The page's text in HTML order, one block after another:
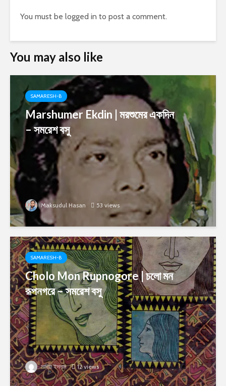
You must be logged in to post a comment.
You may also like
SAMARESH-B
Marshumer Ekdin | মরশুমের একদিন
– সমরেশ বসু
Maksudul Hasan 53 views
SAMARESH-B
Cholo Mon Rupnogore | চলো মন
রূপনগরে – সমরেশ বসু
সাদিয়া ইসলাম 12 views